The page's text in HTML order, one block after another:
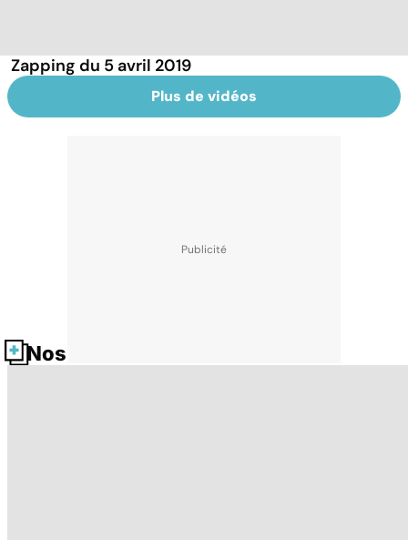
Zapping du 5 avril 2019
Plus de vidéos
Nos fiches santé